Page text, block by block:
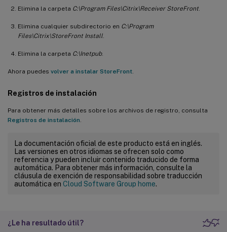
Elimina la carpeta C:\Program Files\Citrix\Receiver StoreFront.
Elimina cualquier subdirectorio en C:\Program
Files\Citrix\StoreFront Install
Elimina la carpeta C:\Inetpub.
Ahora puedes volver a instalar StoreFront
Registros de instalación
Para obtener más detalles sobre los archivos de registro, consulta
Registros de instalación
La documentación oficial de este producto está en inglés.
Las versiones en otros idiomas se ofrecen solo como
referencia y pueden incluir contenido traducido de forma
automática. Para obtener más información, consulte la
cláusula de exención de responsabilidad sobre traducción
automática en Cloud Software Group home.
¿Le ha resultado útil?